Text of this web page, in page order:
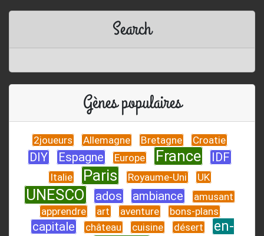
Search
Gènes populaires
2joueurs Allemagne Bretagne Croatie
DIY Espagne Europe France IDF
Italie Paris Royaume-Uni UK
UNESCO ados ambiance
amusant
apprendre
art aventure bons-plans
capitale château cuisine désert en-